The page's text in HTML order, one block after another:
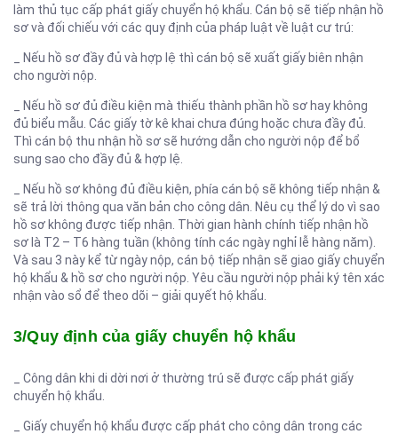
làm thủ tục cấp phát giấy chuyển hộ khẩu. Cán bộ sẽ tiếp nhận hồ
sơ và đối chiếu với các quy định của pháp luật về luật cư trú:
_ Nếu hồ sơ đầy đủ và hợp lệ thì cán bộ sẽ xuất giấy biên nhận
cho người nộp.
_ Nếu hồ sơ đủ điều kiện mà thiếu thành phần hồ sơ hay không
đủ biểu mẫu. Các giấy tờ kê khai chưa đúng hoặc chưa đầy đủ.
Thì cán bộ thu nhận hồ sơ sẽ hướng dẫn cho người nộp để bổ
sung sao cho đầy đủ & hợp lệ.
_ Nếu hồ sơ không đủ điều kiện, phía cán bộ sẽ không tiếp nhận &
sẽ trả lời thông qua văn bản cho công dân. Nêu cụ thể lý do vì sao
hồ sơ không được tiếp nhận. Thời gian hành chính tiếp nhận hồ
sơ là T2 – T6 hàng tuần (không tính các ngày nghỉ lễ hàng năm).
Và sau 3 này kể từ ngày nộp, cán bộ tiếp nhận sẽ giao giấy chuyển
hộ khẩu & hồ sơ cho người nộp. Yêu cầu người nộp phải ký tên xác
nhận vào sổ để theo dõi – giải quyết hộ khẩu.
3/Quy định của giấy chuyển hộ khẩu
_ Công dân khi di dời nơi ở thường trú sẽ được cấp phát giấy
chuyển hộ khẩu.
_ Giấy chuyển hộ khẩu được cấp phát cho công dân trong các